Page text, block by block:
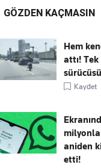
GÖZDEN KAÇMASIN
Hem
attı!
Kaydet
aniden
etti!